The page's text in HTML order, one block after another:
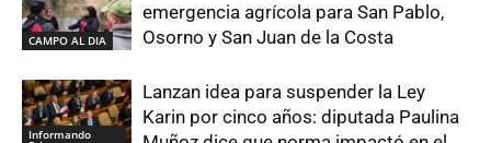
CAMPO AL DIA
emergencia agrícola para San Pablo,
Osorno y San Juan de la Costa
Informando
Lanzan idea para suspender la Ley
Karin por cinco años: diputada Paulina